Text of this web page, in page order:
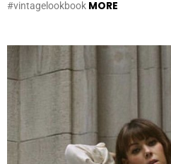
#vintagelookbook MORE